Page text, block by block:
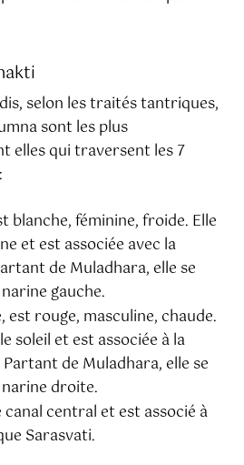
selon les traités tantriques,
sont les plus
elles qui traversent les 7
blanche, féminine, froide. Elle
et est associée avec la
de Muladhara, elle se
gauche.
est rouge, masculine, chaude.
soleil et est associée à la
de Muladhara, elle se
droite.
central et est associé à
Sarasvati.